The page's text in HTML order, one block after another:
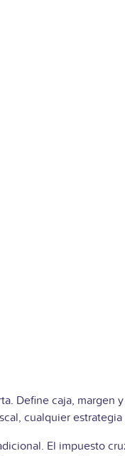
Define caja,
cualquier
El impuesto